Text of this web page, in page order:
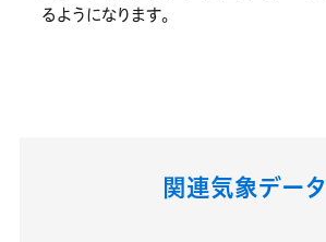
るようになります。
関連気象データ